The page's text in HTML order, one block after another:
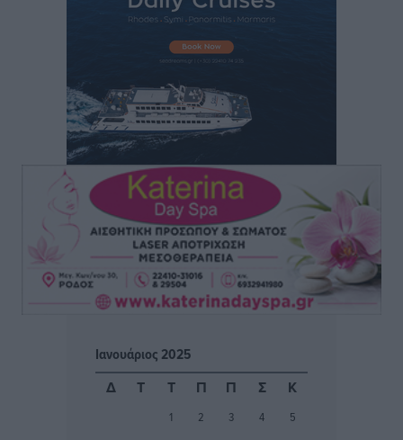
Δυνάμεις στη νήσο Ρω
34.000 αναχωρούν σήμερα μόνο από τον Πειραιά
Ειδήσεις• πριν 19 ώρες
Μόνιμες θέσεις στους παιδικούς σταθμούς: Οι
προϋποθέσεις, η 24μηνη εμπειρία και οι προθεσμίες
για τους δήμους
Τοπικές Ειδήσεις• πριν 19 ώρες
Δεύτερη πηγή εισοδήματος για τους επαγγελματίες
ψαράδες ο αλιευτικός τουρισμός
Ιανουάριος 2025
Δ
Τ Τ Π Π Σ Κ
1 2 3 4
5